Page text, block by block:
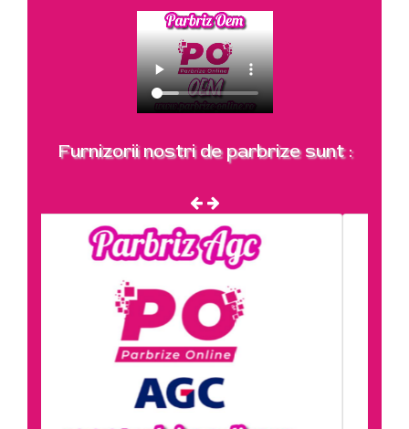
Furnizorii nostri de parbrize sunt :